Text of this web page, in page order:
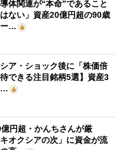
導体関連が“本命”であること
ない」資産20億円超の90歳
ー…
シア・ショック後に「株価倍
できる注目銘柄5選】資産3
…
億円超・かんちさんが厳
オクシアの次」に資金が流